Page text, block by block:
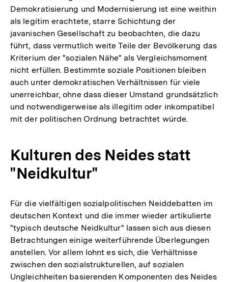
Demokratisierung und Modernisierung ist eine weithin
als legitim erachtete, starre Schichtung der
javanischen Gesellschaft zu beobachten, die dazu
führt, dass vermutlich weite Teile der Bevölkerung das
Kriterium der "sozialen Nähe" als Vergleichsmoment
nicht erfüllen. Bestimmte soziale Positionen bleiben
auch unter demokratischen Verhältnissen für viele
unerreichbar, ohne dass dieser Umstand grundsätzlich
und notwendigerweise als illegitim oder inkompatibel
mit der politischen Ordnung betrachtet würde.
Kulturen des Neides statt
"Neidkultur"
Für die vielfältigen sozialpolitischen Neiddebatten im
deutschen Kontext und die immer wieder artikulierte
"typisch deutsche Neidkultur" lassen sich aus diesen
Betrachtungen einige weiterführende Überlegungen
anstellen. Vor allem lohnt es sich, die Verhältnisse
zwischen den sozialstrukturellen, auf sozialen
Ungleichheiten basierenden Komponenten des Neides